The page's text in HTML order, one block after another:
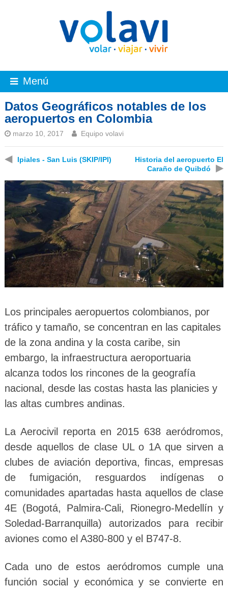
Menú
Datos Geográficos notables de los
aeropuertos en Colombia
marzo 10, 2017 Equipo volavi
◀ Ipiales - San Luis (SKIP/IPI)
Historia del aeropuerto El
Caraño de Quibdó
▶
Los principales aeropuertos colombianos, por
tráfico y tamaño, se concentran en las capitales
de la zona andina y la costa caribe, sin
embargo, la infraestructura aeroportuaria
alcanza todos los rincones de la geografía
nacional, desde las costas hasta las planicies y
las altas cumbres andinas.
La Aerocivil reporta en 2015 638 aeródromos,
desde aquellos de clase UL o 1A que sirven a
clubes de aviación deportiva, fincas, empresas
de fumigación, resguardos indígenas o
comunidades apartadas hasta aquellos de clase
4E (Bogotá, Palmira-Cali, Rionegro-Medellín y
Soledad-Barranquilla) autorizados para recibir
aviones como el A380-800 y el B747-8.
Cada uno de estos aeródromos cumple una
función social y económica y se convierte en